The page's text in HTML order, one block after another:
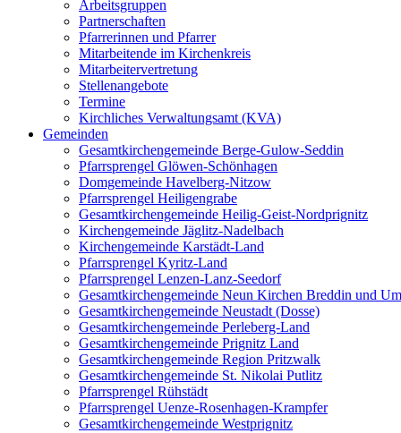
Arbeitsgruppen
Partnerschaften
Pfarrerinnen und Pfarrer
Mitarbeitende im Kirchenkreis
Mitarbeitervertretung
Stellenangebote
Termine
Kirchliches Verwaltungsamt (KVA)
Gemeinden
Gesamtkirchengemeinde Berge-Gulow-Seddin
Pfarrsprengel Glöwen-Schönhagen
Domgemeinde Havelberg-Nitzow
Pfarrsprengel Heiligengrabe
Gesamtkirchengemeinde Heilig-Geist-Nordprignitz
Kirchengemeinde Jäglitz-Nadelbach
Kirchengemeinde Karstädt-Land
Pfarrsprengel Kyritz-Land
Pfarrsprengel Lenzen-Lanz-Seedorf
Gesamtkirchengemeinde Neun Kirchen Breddin und
Gesamtkirchengemeinde Neustadt (Dosse)
Gesamtkirchengemeinde Perleberg-Land
Gesamtkirchengemeinde Prignitz Land
Gesamtkirchengemeinde Region Pritzwalk
Gesamtkirchengemeinde St. Nikolai Putlitz
Pfarrsprengel Rühstädt
Pfarrsprengel Uenze-Rosenhagen-Krampfer
Gesamtkirchengemeinde Westprignitz